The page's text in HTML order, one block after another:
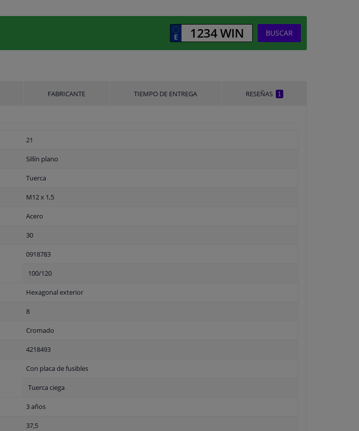
BUSCAR
FABRICANTE TIEMPO DE ENTREGA RESEÑAS 1
21
Sillín plano
Tuerca
M12 x 1,5
Acero
30
0918783
100/120
Hexagonal exterior
8
Cromado
4218493
Con placa de fusibles
Tuerca ciega
3 años
37,5